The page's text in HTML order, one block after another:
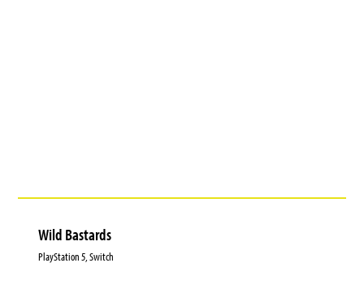
Wild Bastards
PlayStation 5, Switch